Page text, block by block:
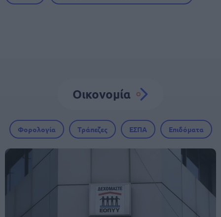
Οικονομία
Φορολογία Τράπεζες ΕΣΠΑ Επιδόματα